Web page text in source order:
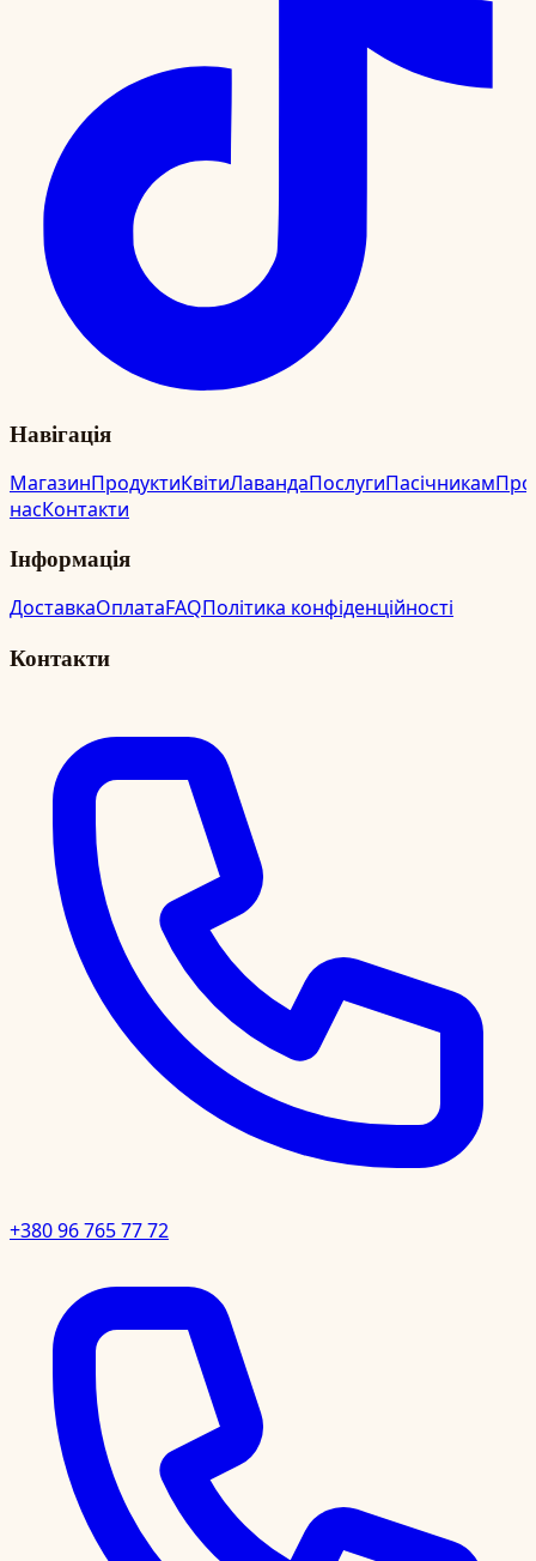
Навігація
МагазинПродуктиКвітиЛавандаПослугиПасічникамПро
насКонтакти
Інформація
ДоставкаОплатаFAQПолітика конфіденційності
Контакти
+380 96 765 77 72